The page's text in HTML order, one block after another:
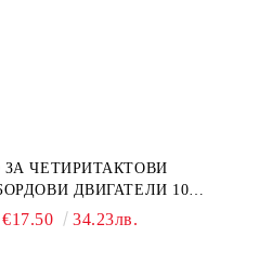
ЧЕТИРИТАКТОВИ
ДВИГАТЕЛИ 10W-
MARINE 08221-999-
€17.50 34.23лв.